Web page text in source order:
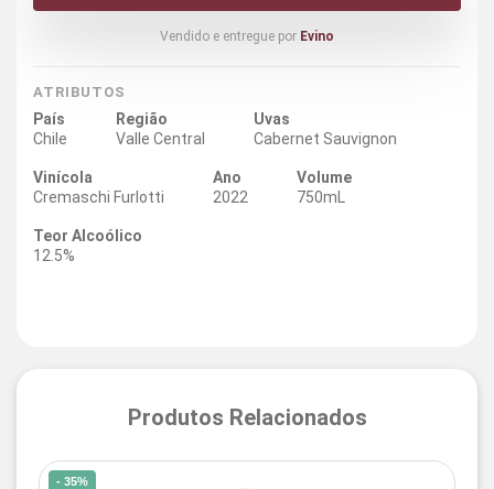
Vendido e entregue por Evino
ATRIBUTOS
País
Chile
Região
Valle Central
Uvas
Cabernet Sauvignon
Vinícola
Cremaschi Furlotti
Ano
2022
Volume
750mL
Teor Alcoólico
12.5%
Produtos Relacionados
- 35%